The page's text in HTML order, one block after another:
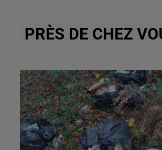
PRÈS DE CHEZ